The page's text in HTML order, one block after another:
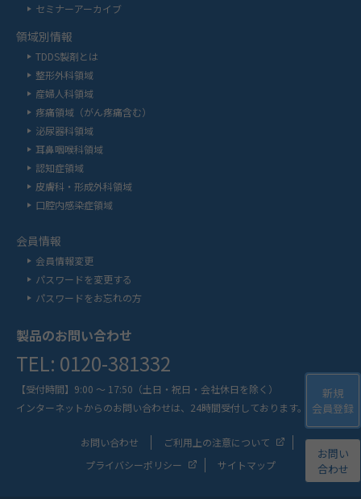
新規
会員登録
お問い
合わせ
セミナーアーカイブ
領域別情報
TDDS製剤とは
整形外科領域
産婦人科領域
疼痛領域（がん疼痛含む）
泌尿器科領域
耳鼻咽喉科領域
認知症領域
皮膚科・形成外科領域
口腔内感染症領域
会員情報
会員情報変更
パスワードを変更する
パスワードをお忘れの方
製品のお問い合わせ
TEL: 0120-381332
【受付時間】9:00 ～ 17:50 （土日・祝日・会社休日を除く）
インターネットからのお問い合わせは、 24時間受付しております。
お問い合わせ
ご利用上の注意について
プライバシーポリシー
サイトマップ